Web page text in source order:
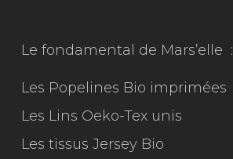
Le fondamental de Mars’elle :
Les Popelines Bio imprimées
Les Lins Oeko-Tex unis
Les tissus Jersey Bio